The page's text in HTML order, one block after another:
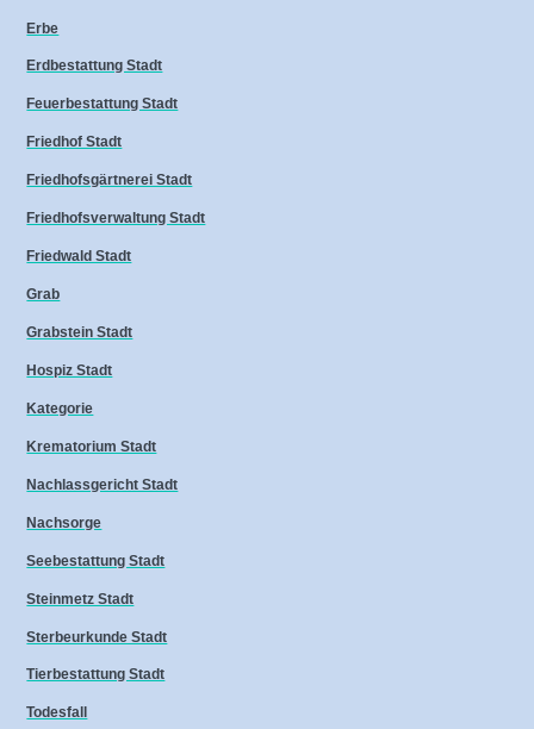
Erbe
Erdbestattung Stadt
Feuerbestattung Stadt
Friedhof Stadt
Friedhofsgärtnerei Stadt
Friedhofsverwaltung Stadt
Friedwald Stadt
Grab
Grabstein Stadt
Hospiz Stadt
Kategorie
Krematorium Stadt
Nachlassgericht Stadt
Nachsorge
Seebestattung Stadt
Steinmetz Stadt
Sterbeurkunde Stadt
Tierbestattung Stadt
Todesfall